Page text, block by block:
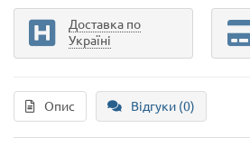
Доставка по
Україні
Опис Відгуки (0)